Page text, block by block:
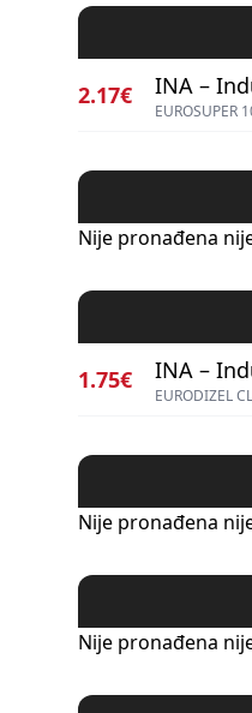
2.17€ INA –
EUROSUPER
Nije pronađena
1.75€ INA –
EURODIZEL
Nije pronađena
Nije pronađena